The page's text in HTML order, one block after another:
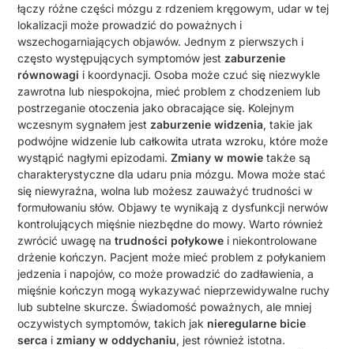
łączy różne części mózgu z rdzeniem kręgowym, udar w tej
lokalizacji może prowadzić do poważnych i
wszechogarniających objawów. Jednym z pierwszych i
często występujących symptomów jestzaburzenie
równowagi i koordynacji. Osoba może czuć się niezwykle
zawrotna lub niespokojna, mieć problem z chodzeniem lub
postrzeganie otoczenia jako obracające się. Kolejnym
wczesnym sygnałem jestzaburzenie widzenia, takie jak
podwójne widzenie lub całkowita utrata wzroku, które może
wystąpić nagłymi epizodami.Zmiany w mowie także są
charakterystyczne dla udaru pnia mózgu. Mowa może stać
się niewyraźna, wolna lub możesz zauważyć trudności w
formułowaniu słów. Objawy te wynikają z dysfunkcji nerwów
kontrolujących mięśnie niezbędne do mowy. Warto również
zwrócić uwagę natrudności połykowe i niekontrolowane
drżenie kończyn. Pacjent może mieć problem z połykaniem
jedzenia i napojów, co może prowadzić do zadławienia, a
mięśnie kończyn mogą wykazywać nieprzewidywalne ruchy
lub subtelne skurcze. Świadomość poważnych, ale mniej
oczywistych symptomów, takich jak nieregularne bicie
serca izmiany w oddychaniu, jest również istotna.